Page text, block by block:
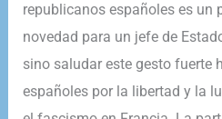
republicanos españoles es un
novedad para un jefe de
sino saludar este gesto fuerte
españoles por la libertad y la